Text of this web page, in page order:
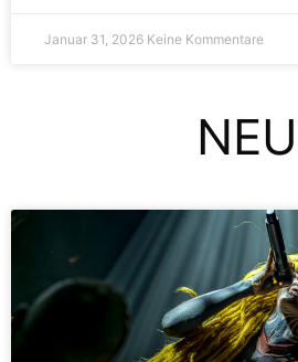
Januar 31, 2026 Keine Kommentare
NEU
Seite Seite SeiteSeiteSeite